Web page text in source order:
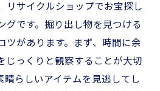
リサイクルショップでお宝探し
グです。掘り出し物を見つける
ツがあります。まず、時間に余
じっくりと観察することが大切
晴らしいアイテムを見逃してし